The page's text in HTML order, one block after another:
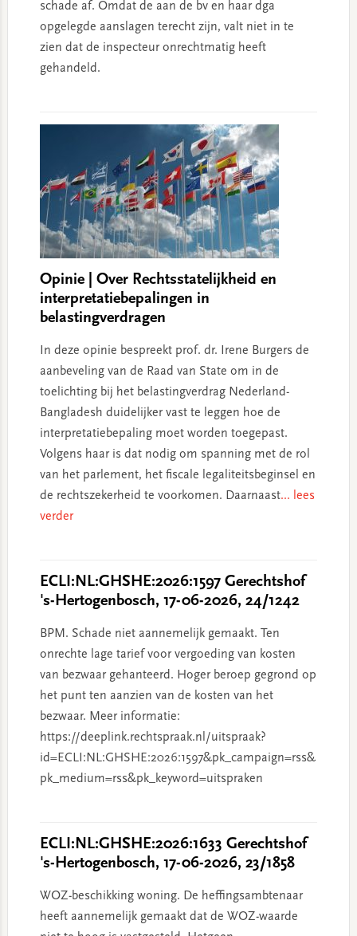
schade af. Omdat de aan de bv en haar dga
opgelegde aanslagen terecht zijn, valt niet in te
zien dat de inspecteur onrechtmatig heeft
gehandeld.
Opinie | Over Rechtsstatelijkheid en
interpretatiebepalingen in
belastingverdragen
In deze opinie bespreekt prof. dr. Irene Burgers de
aanbeveling van de Raad van State om in de
toelichting bij het belastingverdrag Nederland-
Bangladesh duidelijker vast te leggen hoe de
interpretatiebepaling moet worden toegepast.
Volgens haar is dat nodig om spanning met de rol
van het parlement, het fiscale legaliteitsbeginsel en
de rechtszekerheid te voorkomen. Daarnaast... lees
verder
ECLI:NL:GHSHE:2026:1597 Gerechtshof
's-Hertogenbosch, 17-06-2026, 24/1242
BPM. Schade niet aannemelijk gemaakt. Ten
onrechte lage tarief voor vergoeding van kosten
van bezwaar gehanteerd. Hoger beroep gegrond op
het punt ten aanzien van de kosten van het
bezwaar. Meer informatie:
https://deeplink.rechtspraak.nl/uitspraak?
id=ECLI:NL:GHSHE:2026:1597&pk_campaign=rss&
pk_medium=rss&pk_keyword=uitspraken
ECLI:NL:GHSHE:2026:1633 Gerechtshof
's-Hertogenbosch, 17-06-2026, 23/1858
WOZ-beschikking woning. De heffingsambtenaar
heeft aannemelijk gemaakt dat de WOZ-waarde